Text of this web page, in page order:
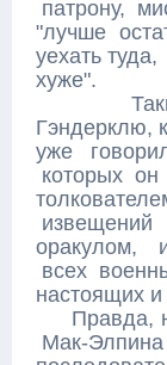
патрону,
"лучше
уехать
хуже".
Таким
Гэндерклю,
уже
которых
оракулом,
всех
настоящих
Правда,
Мак-Элпина